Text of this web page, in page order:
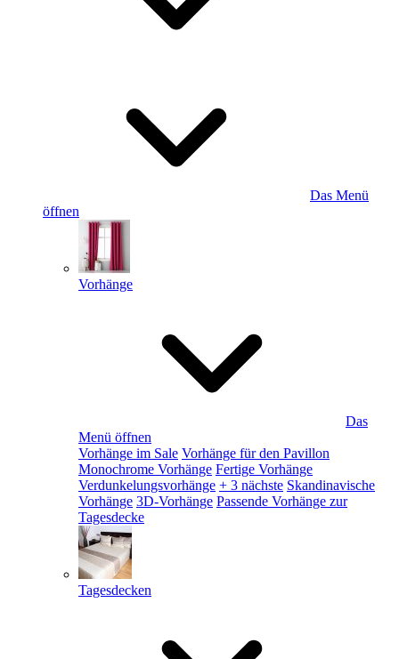
Das Menü
öffnen
Vorhänge
Das
Menü öffnen
Vorhänge im Sale Vorhänge für den Pavillon
Monochrome Vorhänge Fertige Vorhänge
Verdunkelungsvorhänge + 3 nächste Skandinavische
Vorhänge 3D-Vorhänge Passende Vorhänge zur
Tagesdecke
Tagesdecken